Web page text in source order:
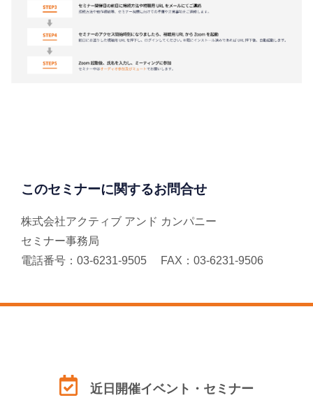
このセミナーに関するお問合せ
株式会社アクティブ アンド カンパニー
セミナー事務局
電話番号：03-6231-9505 FAX：03-6231-9506
近日開催イベント・セミナー